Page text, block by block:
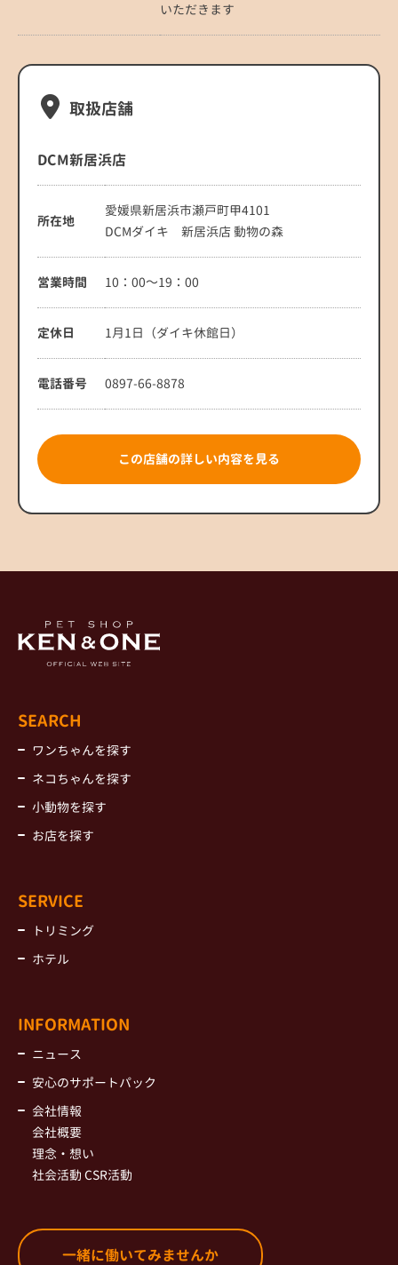
いただきます
取扱店舗
DCM新居浜店
所在地
愛媛県新居浜市瀬戸町甲4101
DCMダイキ 新居浜店 動物の森
営業時間 10：00～19：00
定休日 1月1日（ダイキ休館日）
電話番号 0897-66-8878
この店舗の詳しい内容を見る
SEARCH
ワンちゃんを探す
ネコちゃんを探す
小動物を探す
お店を探す
SERVICE
トリミング
ホテル
INFORMATION
ニュース
安心のサポートパック
会社情報
会社概要
理念・想い
社会活動 CSR活動
一緒に働いてみませんか